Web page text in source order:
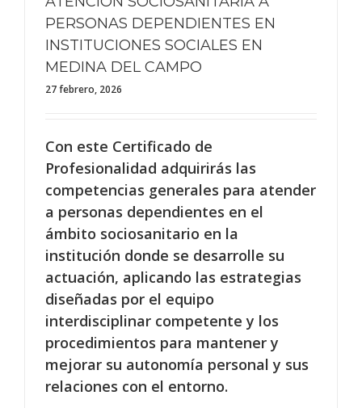
PERSONAS DEPENDIENTES EN
INSTITUCIONES SOCIALES EN
MEDINA DEL CAMPO
27 febrero, 2026
Con este Certificado de
Profesionalidad adquirirás las
competencias generales para atender
a personas dependientes en el
ámbito sociosanitario en la
institución donde se desarrolle su
actuación, aplicando las estrategias
diseñadas por el equipo
interdisciplinar competente y los
procedimientos para mantener y
mejorar su autonomía personal y sus
relaciones con el entorno.